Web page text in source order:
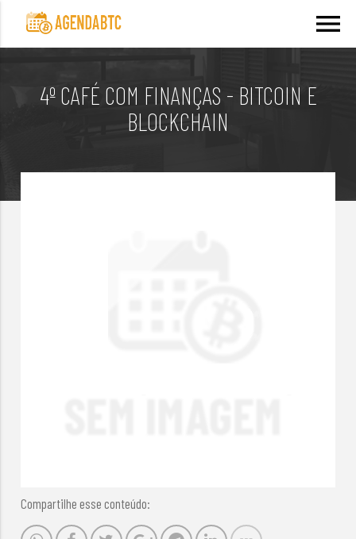
menu
4º CAFÉ COM FINANÇAS - BITCOIN E
BLOCKCHAIN
Compartilhe esse conteúdo: